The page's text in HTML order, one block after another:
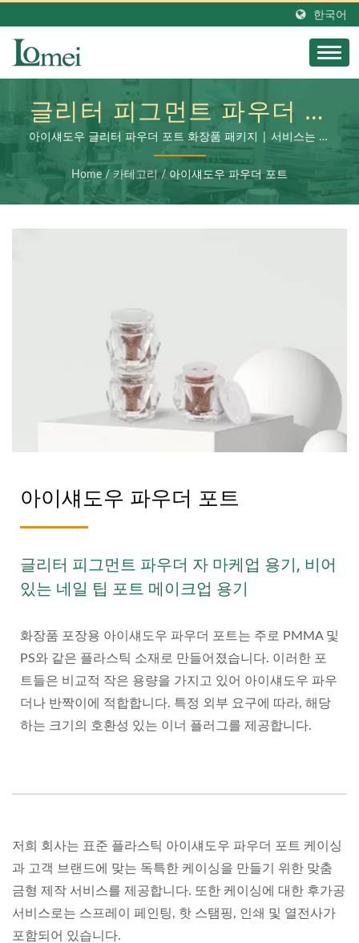
한국어
글리터 피그먼트 파우더 자
마케업 용기, 비어있는 네
일 팁 포트 메이크업 용기
| 친환경 종이 화장품 포
장: 더욱 친환경적인 뷰티
아이섀도우 글리터 파우더 포트 화장품 패키지 | 서비스는 화
장품 용기 제조, 2차 가공 및 최종 제품 조립을 포함합니다
Home / 카테고리 / 아이섀도우 파우더 포트
아이섀도우 파우더 포트
글리터 피그먼트 파우더 자 마케업 용기, 비어
있는 네일 팁 포트 메이크업 용기
화장품 포장용 아이섀도우 파우더 포트는 주로 PMMA 및
PS와 같은 플라스틱 소재로 만들어졌습니다. 이러한 포
트들은 비교적 작은 용량을 가지고 있어 아이섀도우 파우
더나 반짝이에 적합합니다. 특정 외부 요구에 따라, 해당
하는 크기의 호환성 있는 이너 플러그를 제공합니다.
저희 회사는 표준 플라스틱 아이섀도우 파우더 포트 케이싱
과 고객 브랜드에 맞는 독특한 케이싱을 만들기 위한 맞춤
금형 제작 서비스를 제공합니다. 또한 케이싱에 대한 후가공
서비스로는 스프레이 페인팅, 핫 스탬핑, 인쇄 및 열전사가
포함되어 있습니다.